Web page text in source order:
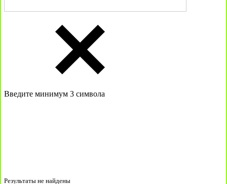
Введите минимум 3 символа
Результаты не найдены